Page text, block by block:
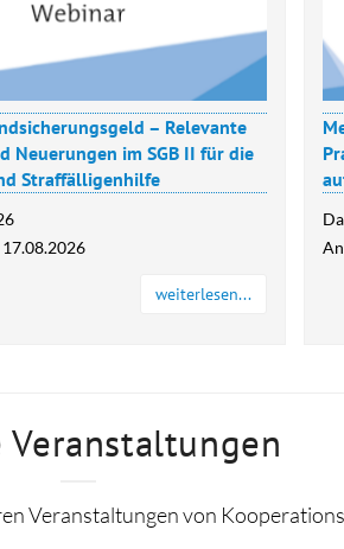
– Relevante
Neuerungen im SGB II für die
Straffälligenhilfe
17.08.2026
weiterlesen...
Veranstaltungen
Veranstaltungen von